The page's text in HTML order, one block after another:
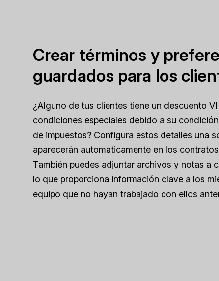
Crear términos y
guardados para los
¿Alguno de tus clientes tiene un descuento
condiciones especiales debido a su
de impuestos? Configura estos detalles una
aparecerán automáticamente en los
También puedes adjuntar archivos y notas a
lo que proporciona información clave a los
equipo que no hayan trabajado con ellos